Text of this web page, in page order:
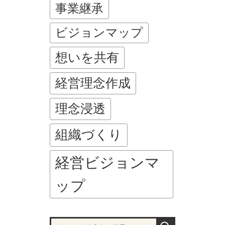
事業継承
ビジョンマップ
想いを共有
経営理念作成
理念浸透
組織づくり
経営ビジョンマ
ップ